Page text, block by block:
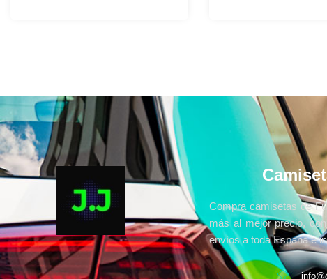
Compra camisetas de
más al mejor precio,
envíos a toda España e